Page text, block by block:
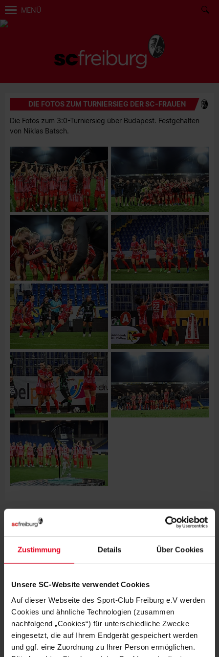
Zustimmung Details Über Cookies
Unsere SC-Website verwendet Cookies
Auf dieser Webseite des Sport-Club Freiburg e.V werden
Cookies und ähnliche Technologien (zusammen
nachfolgend „Cookies“) für unterschiedliche Zwecke
eingesetzt, die auf Ihrem Endgerät gespeichert werden
und ggf. eine Zuordnung zu Ihrer Person ermöglichen.
MENÜ
DIE FOTOS ZUM TURNIERSIEG DER SC-FRAUEN
Die Fotos zum 3:0-Turniersieg über Budapest. Festgehalten
von Niklas Batsch.
WEITERE GALERIEN
06.08.2026
FRAUEN & MÄDCHEN 04.08.2026
ACTION, SPIEL UND SPASS AM GOLM